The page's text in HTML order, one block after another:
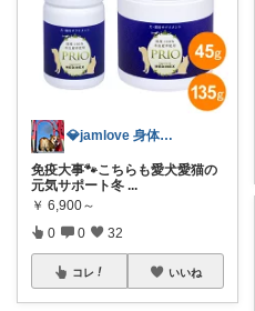
💎jamlove 身体に優しく
免疫大事🐾こちらも愛犬愛猫の
元気サポート冬 ...
￥ 6,900～
0 0 32
コレ いいね